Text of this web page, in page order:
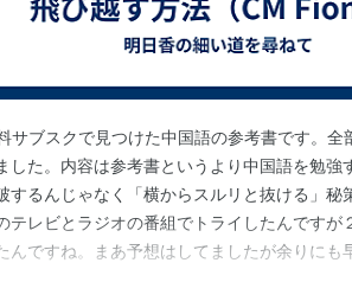
サブスクで見つけた中国語の参考書です。全
した。内容は参考書というより中国語を勉強
するんじゃなく「横からスルリと抜ける」秘
テレビとラジオの番組でトライしたんですが
んですね。まあ予想はしてましたが余りにも